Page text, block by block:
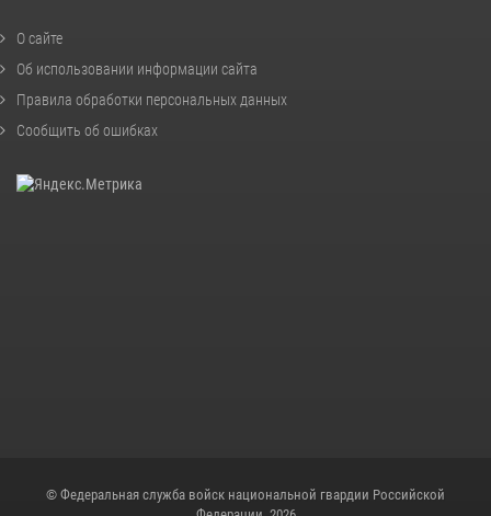
О сайте
Об использовании информации сайта
Правила обработки персональных данных
Сообщить об ошибках
© Федеральная служба войск национальной гвардии Российской